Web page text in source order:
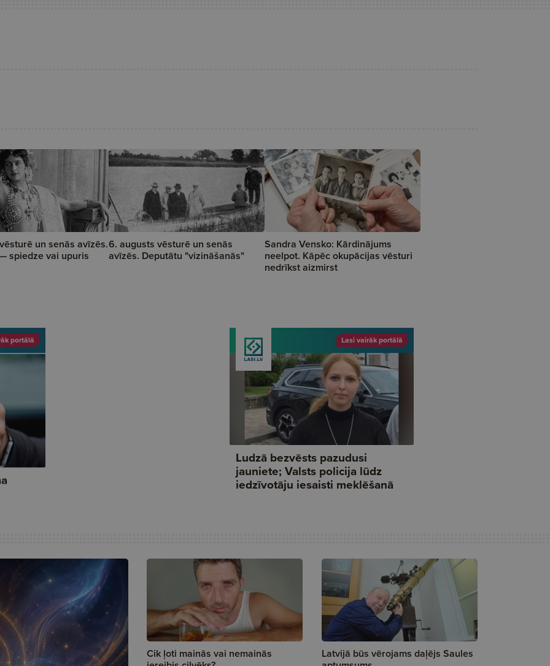
un senās avīzēs.
spiedze vai upuris
6. augusts vēsturē un senās
avīzēs. Deputātu "vizināšanās"
Sandra Vensko: Kārdinājums
neelpot. Kāpēc okupācijas vēsturi
nedrīkst aizmirst
Cik ļoti mainās vai nemainās
Latvijā būs vērojams daļējs Saules